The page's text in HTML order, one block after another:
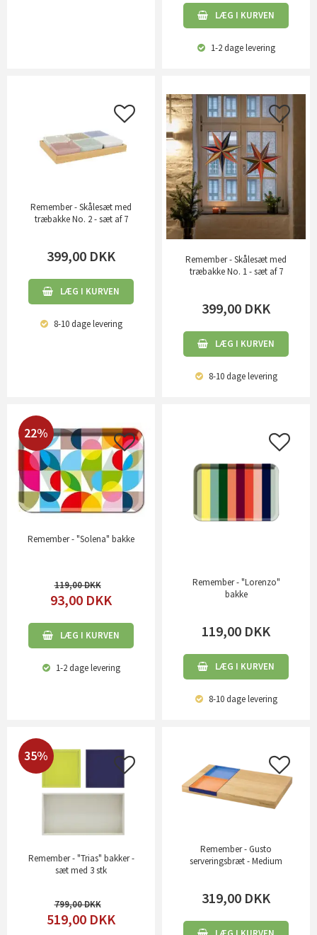
LÆG I KURVEN
1-2 dagelevering
Remember - Skålesæt med
træbakke No. 2 - sæt af 7
399,00 DKK
LÆG I KURVEN
8-10 dagelevering
Remember - Skålesæt med
træbakke No. 1 - sæt af 7
399,00 DKK
LÆG I KURVEN
8-10 dagelevering
22%
Remember - "Solena" bakke
119,00
93,00 DKK
LÆG I KURVEN
1-2 dagelevering
Remember - "Lorenzo"
bakke
119,00 DKK
LÆG I KURVEN
8-10 dagelevering
35%
Remember - "Trias" bakker -
sæt med 3 stk
799,00
519,00 DKK
Remember - Gusto
serveringsbræt - Medium
319,00 DKK